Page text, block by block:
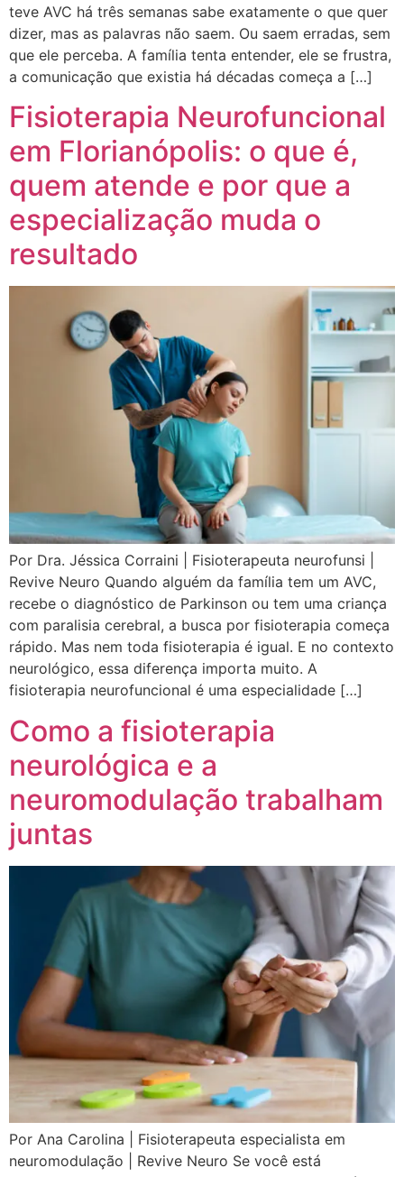
teve AVC há três semanas sabe exatamente o que quer
dizer, mas as palavras não saem. Ou saem erradas, sem
que ele perceba. A família tenta entender, ele se frustra,
a comunicação que existia há décadas começa a […]
Fisioterapia Neurofuncional
em Florianópolis: o que é,
quem atende e por que a
especialização muda o
resultado
Por Dra. Jéssica Corraini | Fisioterapeuta neurofunsi |
Revive Neuro Quando alguém da família tem um AVC,
recebe o diagnóstico de Parkinson ou tem uma criança
com paralisia cerebral, a busca por fisioterapia começa
rápido. Mas nem toda fisioterapia é igual. E no contexto
neurológico, essa diferença importa muito. A
fisioterapia neurofuncional é uma especialidade […]
Como a fisioterapia
neurológica e a
neuromodulação trabalham
juntas
Por Ana Carolina | Fisioterapeuta especialista em
neuromodulação | Revive Neuro Se você está